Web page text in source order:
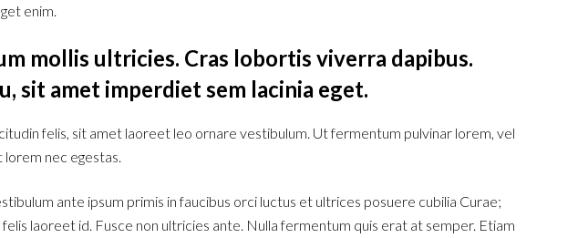
enim.
mollis ultricies. Cras lobortis viverra dapibus.
sit amet imperdiet sem lacinia eget.
felis, sit amet laoreet leo ornare vestibulum. Ut fermentum pulvinar lorem, vel
lorem nec egestas.
ante ipsum primis in faucibus orci luctus et ultrices posuere cubilia Curae;
laoreet id. Fusce non ultricies ante. Nulla fermentum quis erat at semper. Etiam